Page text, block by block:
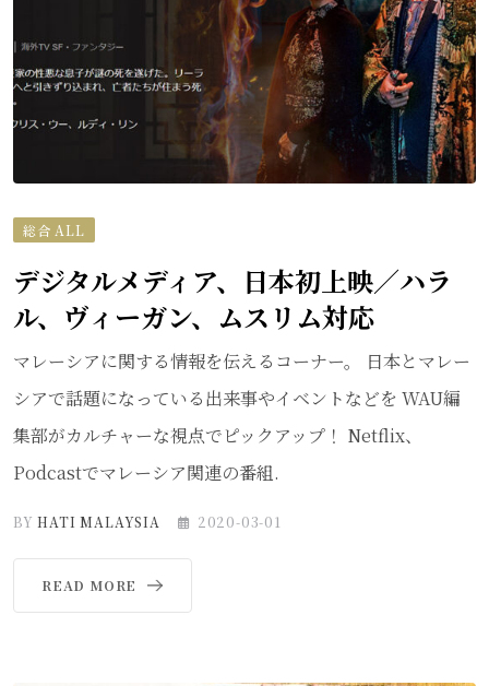
総合 ALL
デジタルメディア、日本初上映／ハラ
ル、ヴィーガン、ムスリム対応
マレーシアに関する情報を伝えるコーナー。 日本とマレー
シアで話題になっている出来事やイベントなどを WAU編
集部がカルチャーな視点でピックアップ！ Netflix、
Podcastでマレーシア関連の番組.
BYHATI MALAYSIA 2020-03-01
READ MORE